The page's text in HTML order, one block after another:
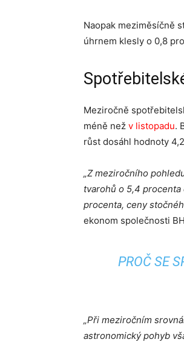
Naopak meziměsíčně
úhrnem klesly o 0,8
Meziročně
méně než v listopadu.
růst dosáhl hodnoty
„Z meziročního
tvarohů o 5,4
procenta, ceny
ekonom společnosti
PROČ SE
„Při meziročním
astronomický pohyb